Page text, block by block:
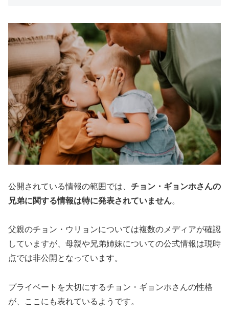
公開されている情報の範囲では、 チョン・ギョンホさんの
兄弟に関する情報は特に発表されていません。
父親のチョン・ウリョンについては複数のメディアが確認
していますが、母親や兄弟姉妹についての公式情報は現時
点では非公開となっています。
プライベートを大切にするチョン・ギョンホさんの性格
が、ここにも表れているようです。